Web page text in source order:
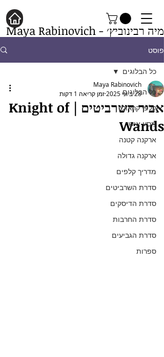
מיה רבינוביץ׳ - Maya Rabinovich
פוסט
כל הבלוגים
קלפי קראולי
מסע אישי
ארקנה קטנה
ארקנה גדולה
מדריך קלפים
סדרת השרביטים
סדרת הדיסקים
סדרת החרבות
סדרת הגביעים
ספרות
כל הבלוגים
אביר השרביטים | Knight of
Wands
Maya Rabinovich
28 ביוני 2025
זמן קריאה 1 דקות